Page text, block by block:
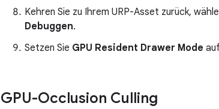
Kehren Sie zu Ihrem URP-Asset zurück,
Debuggen.
Setzen Sie GPU Resident Drawer Mode auf
GPU-Occlusion Culling